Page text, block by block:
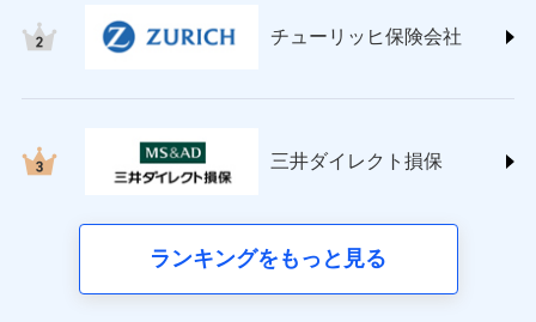
(https://www.nisshinfire.co.jp/)
(https://www.petfamilyins.co.jp/)
ins.com/)
三井ダイレクト損害保険株式会社
チューリッヒ保険会社
三井ダイレクト損保
ランキングをもっと見る